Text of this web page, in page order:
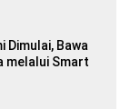
Dimulai, Bawa
melalui Smart